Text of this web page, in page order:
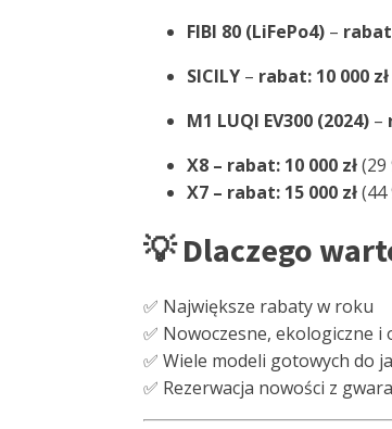
FIBI 80 (LiFePo4) –
SICILY – rabat: 10 000 zł
M1 LUQI EV300 (2024) –
X8 – rabat: 10 000 zł(29
X7 – rabat: 15 000 zł(44
💡 Dlaczego
✅ Największe rabaty w roku
✅ Nowoczesne, ekologiczne i
✅ Wiele modeli gotowych do
✅ Rezerwacja nowości z